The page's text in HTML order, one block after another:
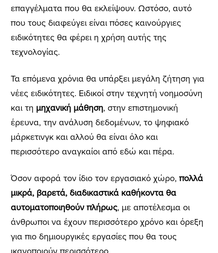
επαγγέλματα που θα εκλείψουν. Ωστόσο, αυτό
που τους διαφεύγει είναι πόσες καινούργιες
ειδικότητες θα φέρει η χρήση αυτής της
τεχνολογίας.
Τα επόμενα χρόνια θα υπάρξει μεγάλη ζήτηση για
νέες ειδικότητες. Ειδικοί στην τεχνητή νοημοσύνη
και τη μηχανική μάθηση, στην επιστημονική
έρευνα, την ανάλυση δεδομένων, το ψηφιακό
μάρκετινγκ και αλλού θα είναι όλο και
περισσότερο αναγκαίοι από εδώ και πέρα.
Όσον αφορά τον ίδιο τον εργασιακό χώρο, πολλά
μικρά, βαρετά, διαδικαστικά καθήκοντα θα
αυτοματοποιηθούν πλήρως, με αποτέλεσμα οι
άνθρωποι να έχουν περισσότερο χρόνο και όρεξη
για πιο δημιουργικές εργασίες που θα τους